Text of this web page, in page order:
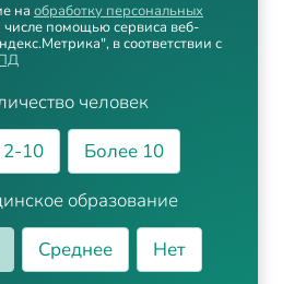
человек
2-10
Более 10
образование
Среднее Нет
на обработку персональных
числе помощью сервиса веб-
в соответствии с